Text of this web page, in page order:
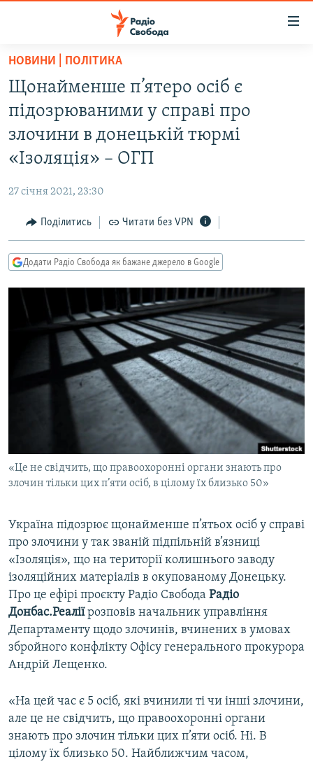
Перейти
основного
матеріалу
до
основної
Перейти
пошуку
РАДІО СВОБОДА – 70 РОКІВ
ВСЕ ЗА ДОБУ
КУЛЬТУРА
СПОРТ
ВІЙНА
ДОНБАС.РЕАЛІЇ
КРИМ.РЕАЛІЇ
ТИ ЯК?
КИТАЙ.ВИКЛИКИ
МУЛЬТИМЕДІА
СПЕЦПРОЄКТИ
ПОДКАСТИ
РУС
УКР
ДОЛУЧАЙСЯ!
Усі сайти RFE/RL
НОВИНИ | ПОЛІТИКА
Щонайменше п’ятеро осіб є
підозрюваними у справі про
злочини в донецькій тюрмі
«Ізоляція» – ОГП
27 січня 2021, 23:30
Поділитись Читати без VPN
Додати Радіо Свобода як бажане джерело в Google
«Це не свідчить, що правоохоронні органи знають про
злочин тільки цих п’яти осіб, в цілому їх близько 50»
Україна підозрює щонайменше п’ятьох осіб у справі
про злочини у так званій підпільній в’язниці
«Ізоляція», що на території колишнього заводу
ізоляційних матеріалів в окупованому Донецьку.
Про це ефірі проєкту Радіо Свобода Радіо
Донбас.Реаліїрозповів начальник управління
Департаменту щодо злочинів, вчинених в умовах
збройного конфлікту Офісу генерального прокурора
Андрій Лещенко.
«На цей час є 5 осіб, які вчинили ті чи інші злочини,
але це не свідчить, що правоохоронні органи
знають про злочин тільки цих п’яти осіб. Ні. В
цілому їх близько 50. Найближчим часом,